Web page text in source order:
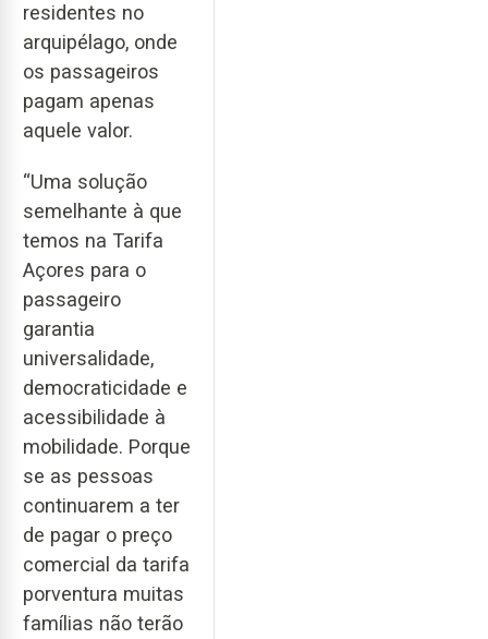
residentes no
arquipélago, onde
os passageiros
pagam apenas
aquele valor.
“Uma solução
semelhante à que
temos na Tarifa
Açores para o
passageiro
garantia
universalidade,
democraticidade e
acessibilidade à
mobilidade. Porque
se as pessoas
continuarem a ter
de pagar o preço
comercial da tarifa
porventura muitas
famílias não terão